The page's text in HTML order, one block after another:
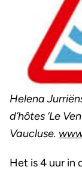
Helena
d’hôtes ‘Le
Vaucluse.
Het is 4 uur in